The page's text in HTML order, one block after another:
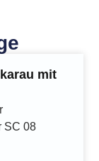
mit
SC 08